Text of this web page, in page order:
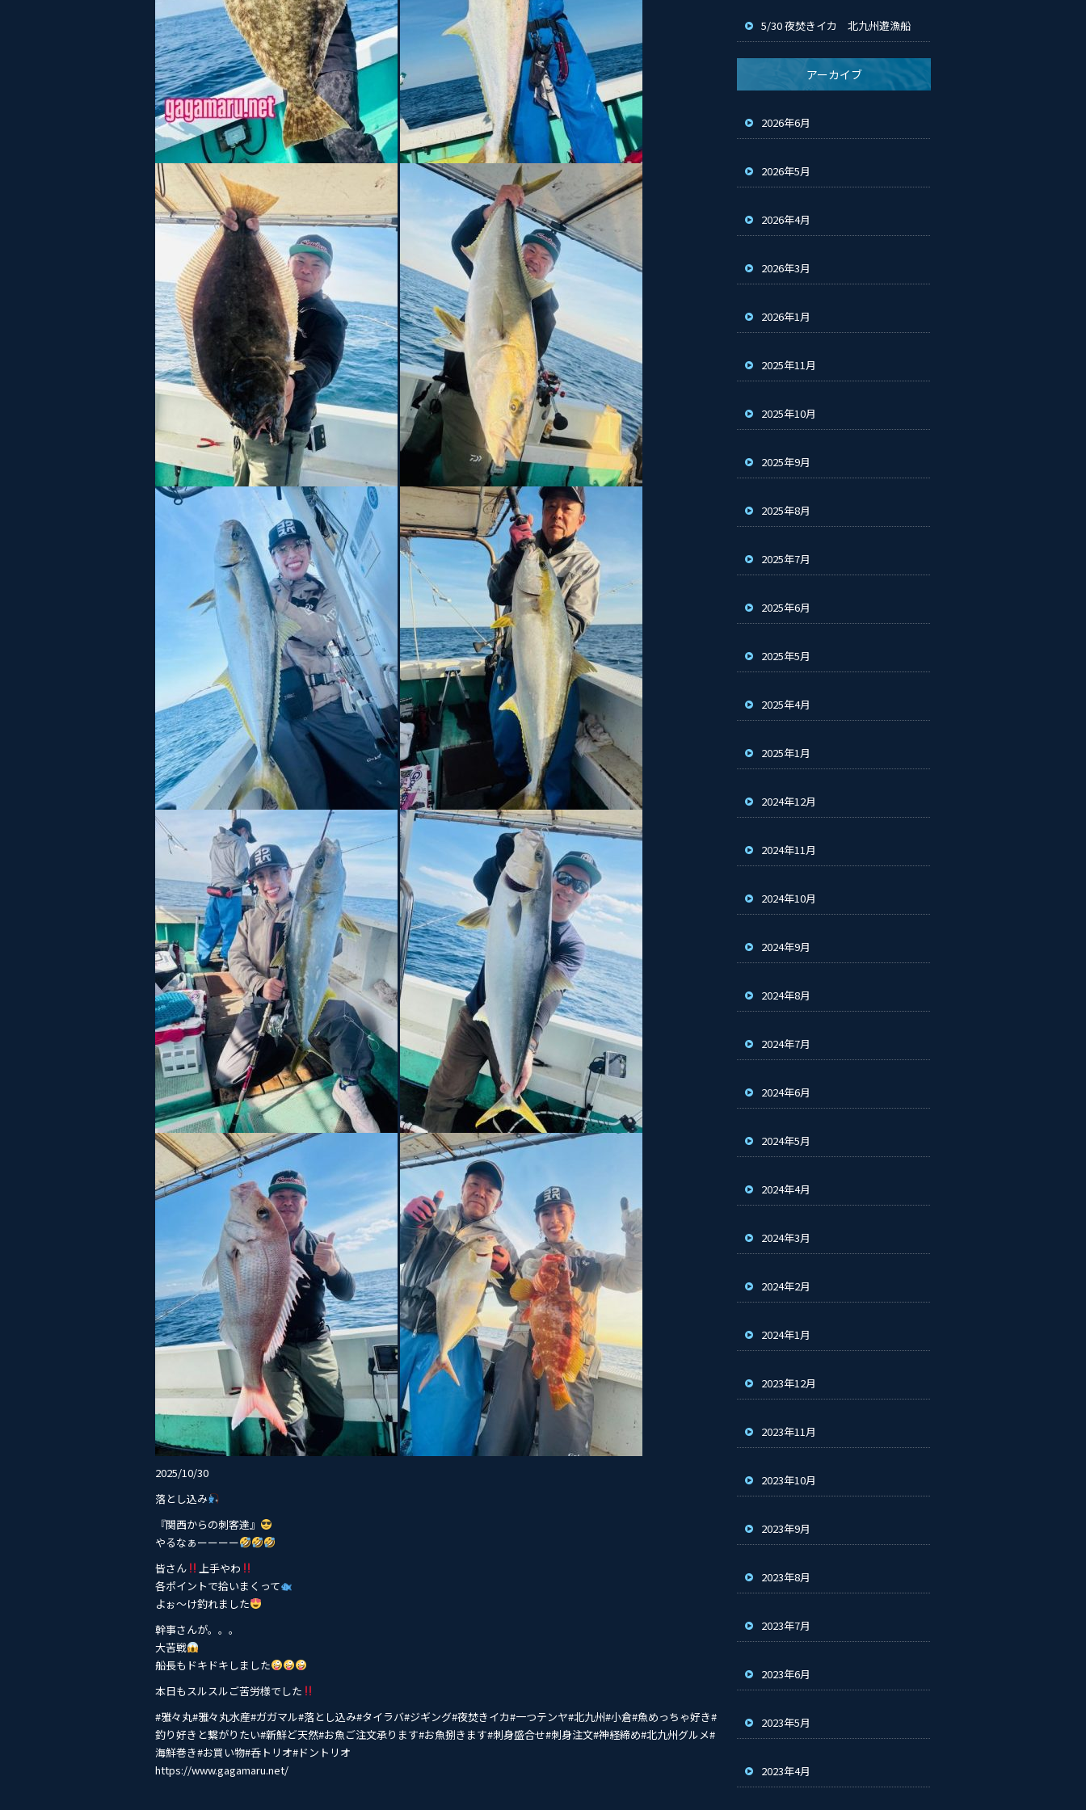
2025/10/30
落とし込み
『関西からの刺客達』
やるなぁーーーー
皆さん
上手やわ
各ポイントで拾いまくって
よぉ〜け釣れました
幹事さんが。。。
大苦戦
船長もドキドキしました
本日もスルスルご苦労様でした
#雅々丸#雅々丸水産#ガガマル#落とし込み#タイ‭ラバ#ジギング#夜焚きイカ#一つテンヤ#北九州#小倉#魚めっちゃ好き#
釣り好きと繋がりたい#新鮮ど天然#お魚ご注文承ります#お魚捌きます#刺身盛合せ#刺身注文#神経締め#北九州グルメ#
海鮮巻き#お買い物#呑トリオ#ドントリオ
https://www.gagamaru.net/
5/30 夜焚きイカ 北九州遊漁船
アーカイブ
2026年6月
2026年5月
2026年4月
2026年3月
2026年1月
2025年11月
2025年10月
2025年9月
2025年8月
2025年7月
2025年6月
2025年5月
2025年4月
2025年1月
2024年12月
2024年11月
2024年10月
2024年9月
2024年8月
2024年7月
2024年6月
2024年5月
2024年4月
2024年3月
2024年2月
2024年1月
2023年12月
2023年11月
2023年10月
2023年9月
2023年8月
2023年7月
2023年6月
2023年5月
2023年4月